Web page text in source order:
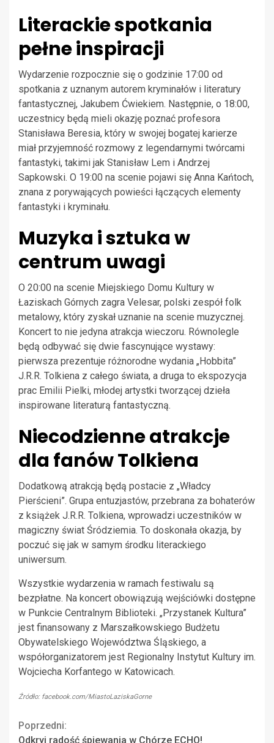
Literackie spotkania
pełne inspiracji
Wydarzenie rozpocznie się o godzinie 17:00 od
spotkania z uznanym autorem kryminałów i literatury
fantastycznej, Jakubem Ćwiekiem. Następnie, o 18:00,
uczestnicy będą mieli okazję poznać profesora
Stanisława Beresia, który w swojej bogatej karierze
miał przyjemność rozmowy z legendarnymi twórcami
fantastyki, takimi jak Stanisław Lem i Andrzej
Sapkowski. O 19:00 na scenie pojawi się Anna Kańtoch,
znana z porywających powieści łączących elementy
fantastyki i kryminału.
Muzyka i sztuka w
centrum uwagi
O 20:00 na scenie Miejskiego Domu Kultury w
Łaziskach Górnych zagra Velesar, polski zespół folk
metalowy, który zyskał uznanie na scenie muzycznej.
Koncert to nie jedyna atrakcja wieczoru. Równolegle
będą odbywać się dwie fascynujące wystawy:
pierwsza prezentuje różnorodne wydania „Hobbita”
J.R.R. Tolkiena z całego świata, a druga to ekspozycja
prac Emilii Pielki, młodej artystki tworzącej dzieła
inspirowane literaturą fantastyczną.
Niecodzienne atrakcje
dla fanów Tolkiena
Dodatkową atrakcją będą postacie z „Władcy
Pierścieni”. Grupa entuzjastów, przebrana za bohaterów
z książek J.R.R. Tolkiena, wprowadzi uczestników w
magiczny świat Śródziemia. To doskonała okazja, by
poczuć się jak w samym środku literackiego
uniwersum.
Wszystkie wydarzenia w ramach festiwalu są
bezpłatne. Na koncert obowiązują wejściówki dostępne
w Punkcie Centralnym Biblioteki. „Przystanek Kultura”
jest finansowany z Marszałkowskiego Budżetu
Obywatelskiego Województwa Śląskiego, a
współorganizatorem jest Regionalny Instytut Kultury im.
Wojciecha Korfantego w Katowicach.
Źródło: facebook.com/MiastoLaziskaGorne
Continue
Poprzedni:
Odkryj radość śpiewania w Chórze ECHO!